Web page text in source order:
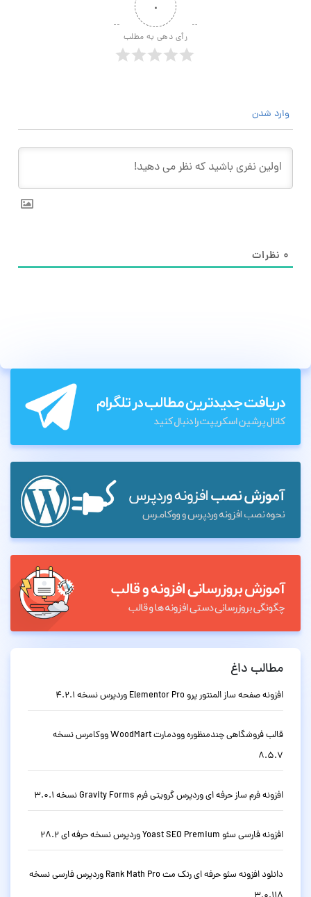
۰
رأی دهی به مطلب
وارد شدن
۰ نظرات
مطالب داغ
افزونه صفحه ساز المنتور پرو Elementor Pro وردپرس نسخه 4.2.1
قالب فروشگاهی چندمنظوره وودمارت WoodMart ووکامرس نسخه
8.5.7
افزونه فرم ساز حرفه ای وردپرس گرویتی فرم Gravity Forms نسخه 3.0.1
افزونه فارسی سئو Yoast SEO Premium وردپرس نسخه حرفه ای 28.2
دانلود افزونه سئو حرفه ای رنک مث Rank Math Pro وردپرس فارسی نسخه